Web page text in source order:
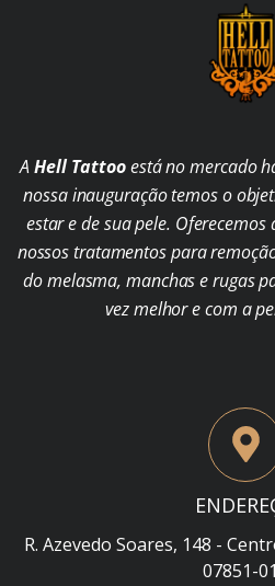
AHell Tattooestá no mercado
nossa inauguração temos o
estar e de sua pele.
nossos tratamentos para
do melasma, manchas e rugas
vez melhor e com a
R. Azevedo Soares, 148 -
07851-